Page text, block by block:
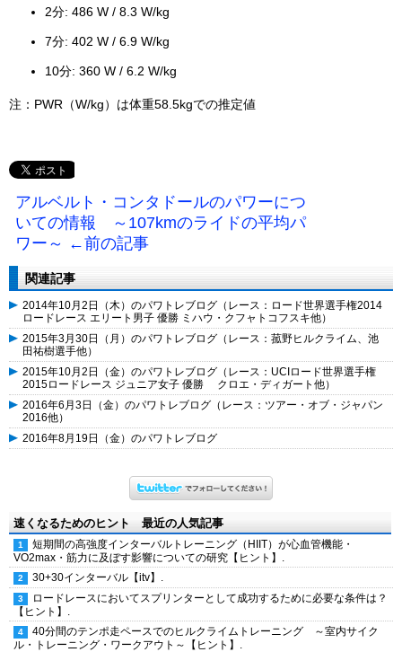
2分: 486 W / 8.3 W/kg
7分: 402 W / 6.9 W/kg
10分: 360 W / 6.2 W/kg
注：PWR（W/kg）は体重58.5kgでの推定値
アルベルト・コンタドールのパワーにつ
いての情報 ～107kmのライドの平均パ
ワー～ ←前の記事
関連記事
2014年10月2日（木）のパワトレブログ（レース：ロード世界選手権2014
ロードレース エリート男子 優勝 ミハウ・クフャトコフスキ他）
2015年3月30日（月）のパワトレブログ（レース：菰野ヒルクライム、池
田祐樹選手他）
2015年10月2日（金）のパワトレブログ（レース：UCIロード世界選手権
2015ロードレース ジュニア女子 優勝 クロエ・ディガート他）
2016年6月3日（金）のパワトレブログ（レース：ツアー・オブ・ジャパン
2016他）
2016年8月19日（金）のパワトレブログ
速くなるためのヒント 最近の人気記事
短期間の高強度インターバルトレーニング（HIIT）が心血管機能・
VO2max・筋力に及ぼす影響についての研究【ヒント】.
30+30インターバル【itv】.
ロードレースにおいてスプリンターとして成功するために必要な条件は？
【ヒント】.
40分間のテンポ走ペースでのヒルクライムトレーニング ～室内サイク
ル・トレーニング・ワークアウト～【ヒント】.